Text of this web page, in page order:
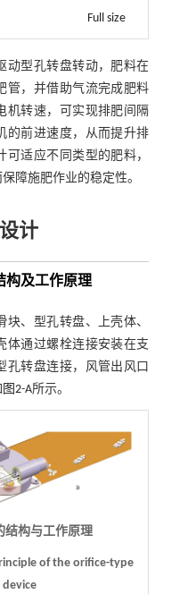
Full size
动型孔转盘转动，肥料在
管，并借助气流完成肥料
机转速，可实现排肥间隔
的前进速度，从而提升排
适应不同类型的肥料，
障施肥作业的稳定性。
计
构及工作原理
、型孔转盘、上壳体、
体通过螺栓连接安装在支
孔转盘连接，风管出风口
图2-A所示。
结构与工作原理
of the orifice-type